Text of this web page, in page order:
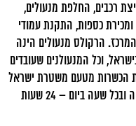
רכבים, החלפת מנעולים,
כספות, התקנת עמודי
הרקולס מנעולים הינה
וכל המנעולנים שעובדים
הכשרות מטעם משטרת ישראל
וניסיון של שנים רבות שיפתור עבורכם כל בעיה ובכל שעה ביום – 24 שעות